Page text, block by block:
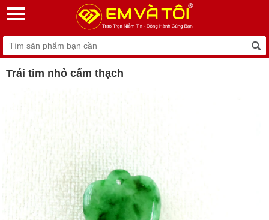
Trái tim nhỏ cẩm thạch